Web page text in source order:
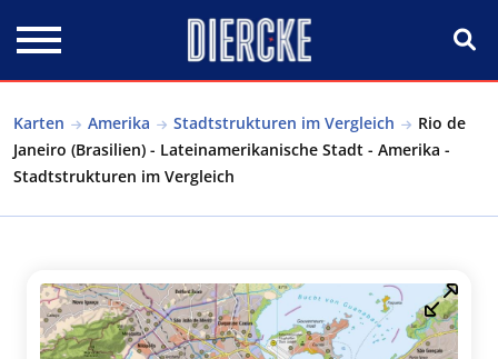
Karten Amerika Stadtstrukturen im Vergleich
Rio de
Janeiro (Brasilien) - Lateinamerikanische Stadt - Amerika -
Stadtstrukturen im Vergleich